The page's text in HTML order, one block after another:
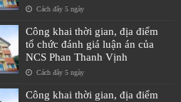
Cách đây 5 ngày
Công khai thời gian, địa điểm
tổ chức đánh giá luận án của
NCS Phan Thanh Vịnh
Cách đây 5 ngày
Công khai thời gian, địa điểm